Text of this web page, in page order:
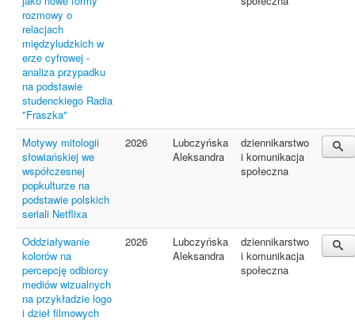
rozmowy o
relacjach
międzyludzkich w
erze cyfrowej -
analiza przypadku
na podstawie
studenckiego Radia
"Fraszka"
Motywy mitologii
słowiańskiej we
współczesnej
popkulturze na
podstawie polskich
seriali Netflixa
2026
Lubczyńska
Aleksandra
dziennikarstwo
i komunikacja
społeczna
Oddziaływanie
kolorów na
percepcję odbiorcy
mediów wizualnych
na przykładzie logo
i dzieł filmowych
2026
Lubczyńska
Aleksandra
dziennikarstwo
i komunikacja
społeczna